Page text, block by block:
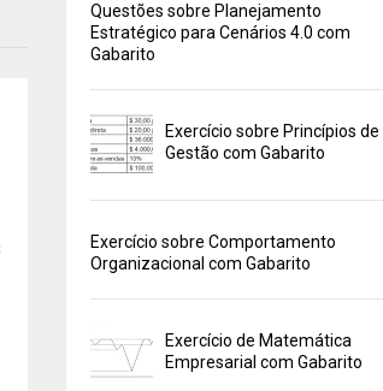
Questões sobre Planejamento
Estratégico para Cenários 4.0 com
Gabarito
Exercício sobre Princípios de
Gestão com Gabarito
Exercício sobre Comportamento
Organizacional com Gabarito
Exercício de Matemática
Empresarial com Gabarito